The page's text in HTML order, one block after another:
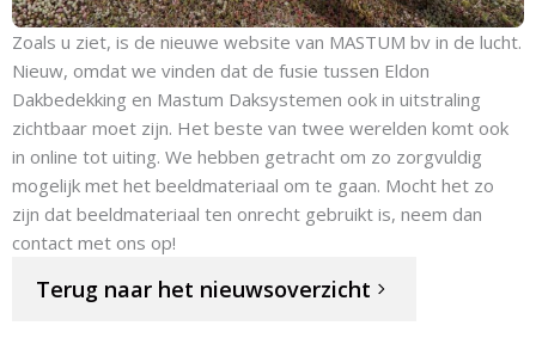
Zoals u ziet, is de nieuwe website van MASTUM bv in de lucht.
Nieuw, omdat we vinden dat de fusie tussen Eldon
Dakbedekking en Mastum Daksystemen ook in uitstraling
zichtbaar moet zijn. Het beste van twee werelden komt ook
in online tot uiting. We hebben getracht om zo zorgvuldig
mogelijk met het beeldmateriaal om te gaan. Mocht het zo
zijn dat beeldmateriaal ten onrecht gebruikt is, neem dan
contact met ons op!
Terug naar het nieuwsoverzicht